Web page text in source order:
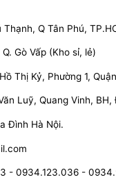
Thạnh, Q Tân Phú,
Gò Vấp (Kho sỉ, lẻ)
Thị Kỷ, Phường 1,
Luỹ, Quang Vinh, BH,
Đình Hà Nội.
- 0934.123.036 -